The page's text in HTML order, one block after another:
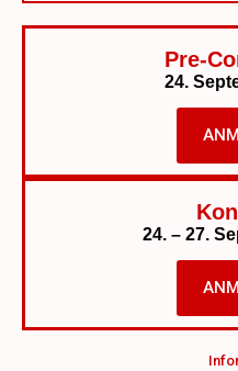
Pre-
24.
24. – 27.